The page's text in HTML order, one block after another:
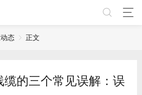
态 正文
缆的三个常见误解：误